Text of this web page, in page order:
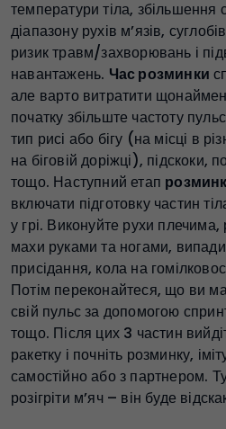
температури тіла,
діапазону рухів м’язів,
ризик травм/захворювань і
навантажень. Час розминки
але варто витратити
початку збільште частоту
тип рисі або бігу (на місці в
на біговій доріжці), підскоки,
тощо. Наступний етап
включати підготовку частин
у грі. Виконуйте рухи плечима,
махи руками та ногами,
присідання, кола на
Потім переконайтеся, що ви
свій пульс за допомогою
тощо. Після цих 3 частин
ракетку і почніть розминку,
самостійно або з партнером.
розігріти м’яч – він буде